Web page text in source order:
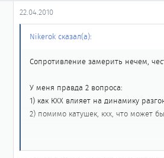
22.04.2010
Nikerok сказал(а):
Сопротивление замерить нечем,
У меня правда 2 вопроса:
1) как КХХ влияет на динамику
2) помимо катушек, кхх, что может
Она иногда разгоняется, что